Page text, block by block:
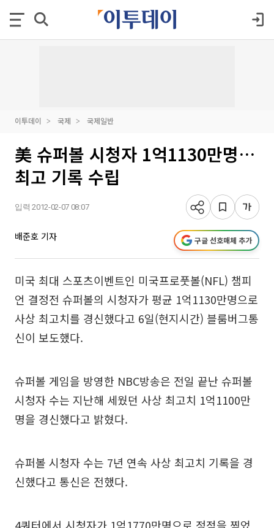
이투데이 국제 국제일반
美 슈퍼볼 시청자 1억1130만명…
최고 기록 수립
입력 2012-02-07 08:07
배준호 기자 구글 선호매체 추가
미국 최대 스포츠이벤트인 미국프로풋볼(NFL) 챔피
언 결정전 슈퍼볼의 시청자가 평균 1억1130만명으로
사상 최고치를 경신했다고 6일(현지시간) 블룸버그통
신이 보도했다.
슈퍼볼 게임을 방영한 NBC방송은 전일 끝난 슈퍼볼
시청자 수는 지난해 세웠던 사상 최고치 1억1100만
명을 경신했다고 밝혔다.
슈퍼볼 시청자 수는 7년 연속 사상 최고치 기록을 경
신했다고 통신은 전했다.